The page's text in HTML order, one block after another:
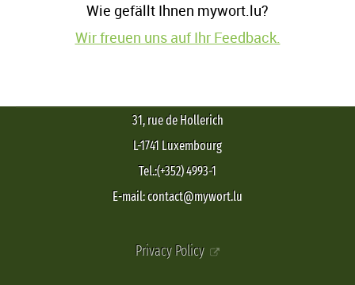
Wie gefällt Ihnen mywort.lu?
Wir freuen uns auf Ihr Feedback.
31, rue de Hollerich
L-1741 Luxembourg
Tel.:(+352) 4993-1
E-mail: contact@mywort.lu
Privacy Policy